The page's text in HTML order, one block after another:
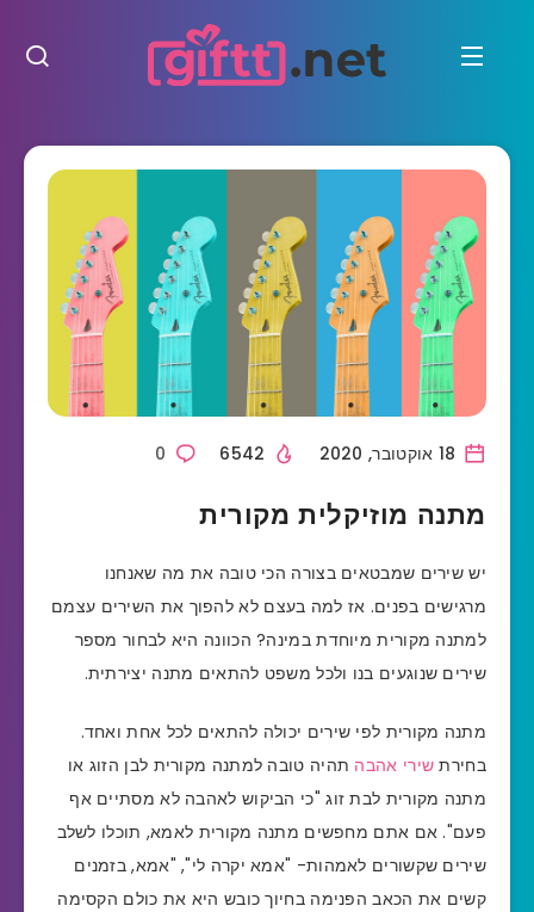
0
מתנה מוזיקלית מקורית
יש שירים שמבטאים בצורה הכי טובה את מה שאנחנו
מרגישים בפנים. אז למה בעצם לא להפוך את השירים עצמם
למתנה מקורית מיוחדת במינה? הכוונה היא לבחור מספר
שירים שנוגעים בנו ולכל משפט להתאים מתנה יצירתית.
מתנה מקורית לפי שירים יכולה להתאים לכל אחת ואחד.
בחירת שירי אהבה תהיה טובה למתנה מקורית לבן הזוג או
מתנה מקורית לבת זוג "כי הביקוש לאהבה לא מסתיים אף
פעם". אם אתם מחפשים מתנה מקורית לאמא, תוכלו לשלב
שירים שקשורים לאמהות- "אמא יקרה לי", "אמא, בזמנים
קשים את הכאב הפנימה בחיוך כובש היא את כולם הקסימה